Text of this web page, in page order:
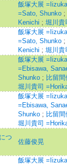
飯塚大展
=Sato, Shunko ;
Kenichi ; 堀川貴
飯塚大展
=Sato, Shunko ;
Kenichi ; 堀川貴
飯塚大展
=Ebisawa,
Shunko ; 比留
堀川貴司
飯塚大展
=Ebisawa,
Shunko ; 比留
堀川貴司
つ
佐藤俊晃
飯塚大展